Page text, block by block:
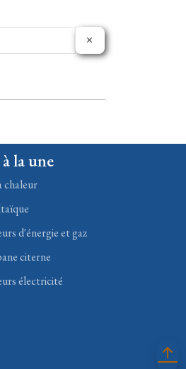
la une
chaleur
d'énergie et gaz
citerne
électricité